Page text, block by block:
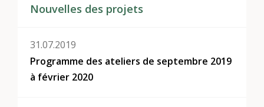
Nouvelles des projets
31.07.2019
Programme des ateliers de septembre 2019
à février 2020